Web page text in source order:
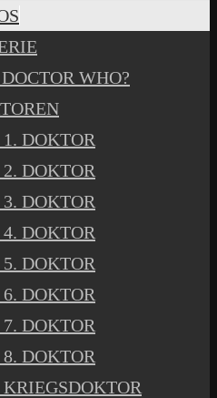
WHO?
DOKTOR
DOKTOR
DOKTOR
DOKTOR
DOKTOR
DOKTOR
DOKTOR
DOKTOR
KRIEGSDOKTOR